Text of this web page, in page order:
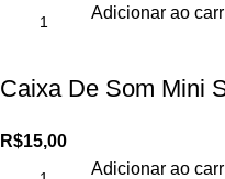
Adicionar ao
Caixa De Som Mini
R$15,00
Adicionar ao